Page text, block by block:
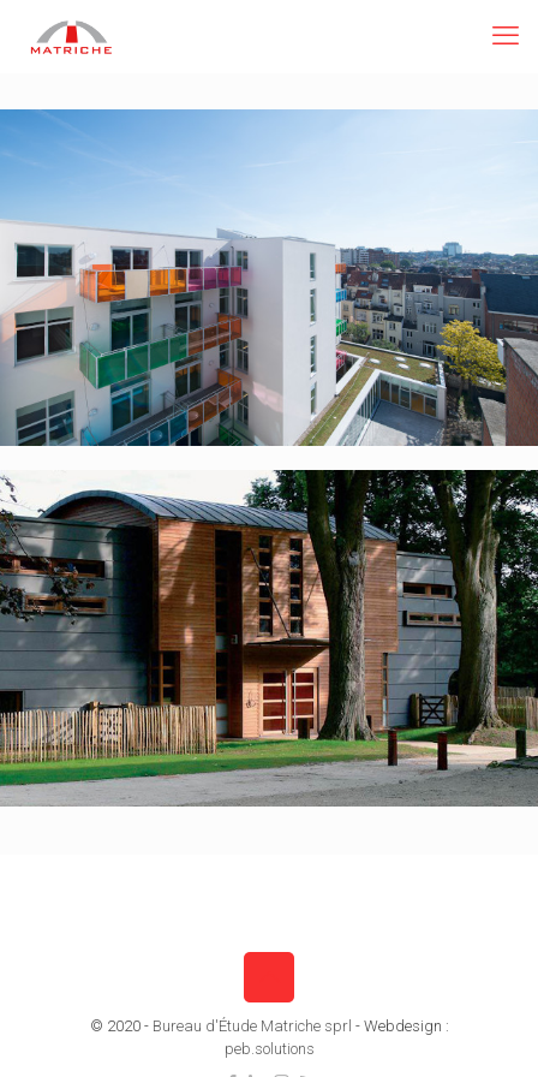
10303 – Crèche Wali
08768 – Crèche – “Les charmettes”
© 2020 - Bureau d'Étude Matriche sprl - Webdesign :
peb.solutions